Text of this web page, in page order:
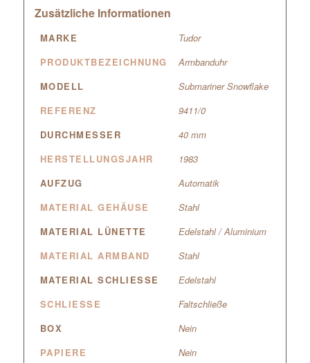
Zusätzliche Informationen
MARKE
Tudor
PRODUKTBEZEICHNUNG
Armbanduhr
MODELL
Submariner Snowflake
REFERENZ
9411/0
DURCHMESSER
40 mm
HERSTELLUNGSJAHR
1983
AUFZUG
Automatik
MATERIAL GEHÄUSE
Stahl
MATERIAL LÜNETTE
Edelstahl / Aluminium
MATERIAL ARMBAND
Stahl
MATERIAL SCHLIESSE
Edelstahl
SCHLIESSE
Faltschließe
BOX
Nein
PAPIERE
Nein